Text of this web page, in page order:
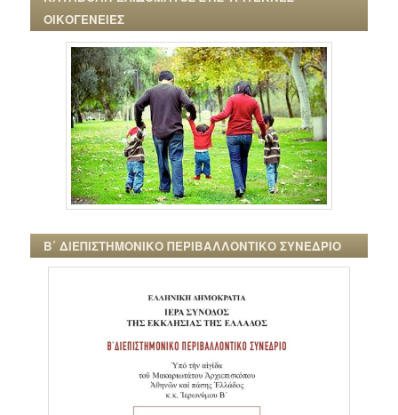
ΟΙΚΟΓΕΝΕΙΕΣ
Β΄ ΔΙΕΠΙΣΤΗΜΟΝΙΚΟ ΠΕΡΙΒΑΛΛΟΝΤΙΚΟ ΣΥΝΕΔΡΙΟ